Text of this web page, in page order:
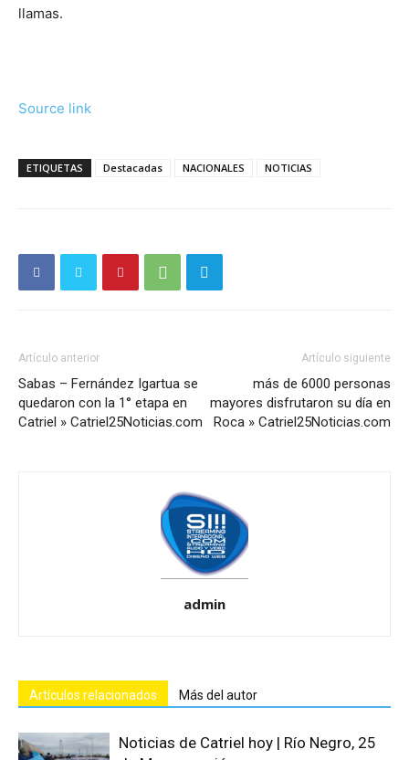
llamas.
Source link
ETIQUETAS Destacadas NACIONALES NOTICIAS
Artículo anterior
Sabas – Fernández Igartua se
quedaron con la 1° etapa en
Catriel » Catriel25Noticias.com
Artículo siguiente
más de 6000 personas
mayores disfrutaron su día en
Roca » Catriel25Noticias.com
admin
Artículos relacionados Más del autor
Noticias de Catriel hoy | Río Negro, 25